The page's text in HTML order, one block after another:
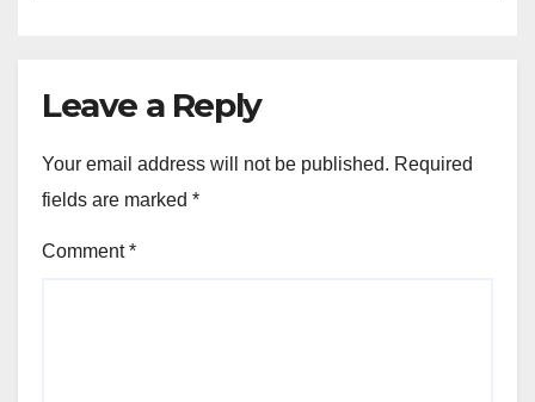
Leave a Reply
Your email address will not be published. Required
fields are marked *
Comment*